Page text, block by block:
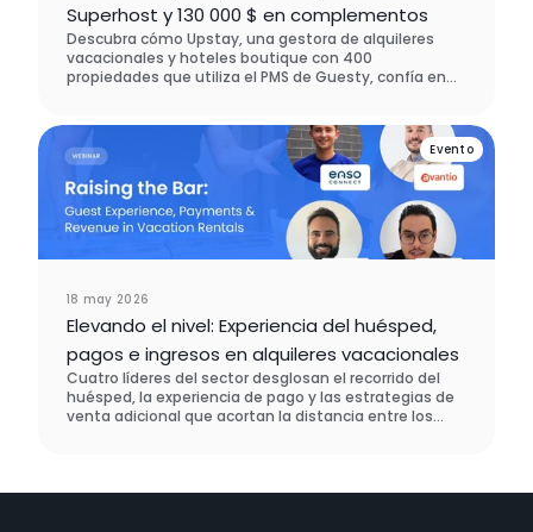
Superhost y 130 000 $ en complementos
Descubra cómo Upstay, una gestora de alquileres
vacacionales y hoteles boutique con 400
propiedades que utiliza el PMS de Guesty, confía en
Airbnb en todas sus cuentas y generar 130 000 USD en
ingresos por ventas adicionales (upselling) en cincoEvento
18 may 2026
Elevando el nivel: Experiencia del huésped,
pagos e ingresos en alquileres vacacionales
Cuatro líderes del sector desglosan el recorrido del
huésped, la experiencia de pago y las estrategias de
venta adicional que acortan la distancia entre los